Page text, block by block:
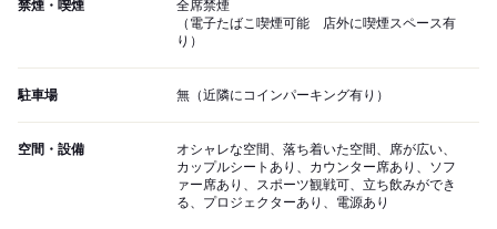
禁煙・喫煙
全席禁煙
（電子たばこ喫煙可能 店外に喫煙スペース有
り）
駐車場 無（近隣にコインパーキング有り）
空間・設備
オシャレな空間、落ち着いた空間、席が広い、
カップルシートあり、カウンター席あり、ソフ
ァー席あり、スポーツ観戦可、立ち飲みができ
る、プロジェクターあり、電源あり